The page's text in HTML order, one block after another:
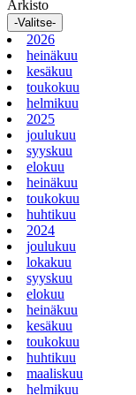
Arkisto
-Valitse-
2026
heinäkuu
kesäkuu
toukokuu
helmikuu
2025
joulukuu
syyskuu
elokuu
heinäkuu
toukokuu
huhtikuu
2024
joulukuu
lokakuu
syyskuu
elokuu
heinäkuu
kesäkuu
toukokuu
huhtikuu
maaliskuu
helmikuu